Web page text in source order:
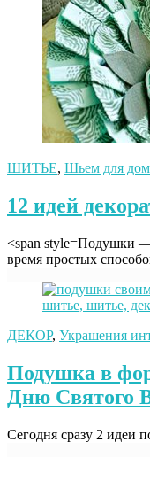
ШИТЬЕ, Шьем для
12 идей
<span style=Подушки
время простых
ДЕКОР, Украшения
Подушка в
Дню Святого
Сегодня сразу 2 идеи